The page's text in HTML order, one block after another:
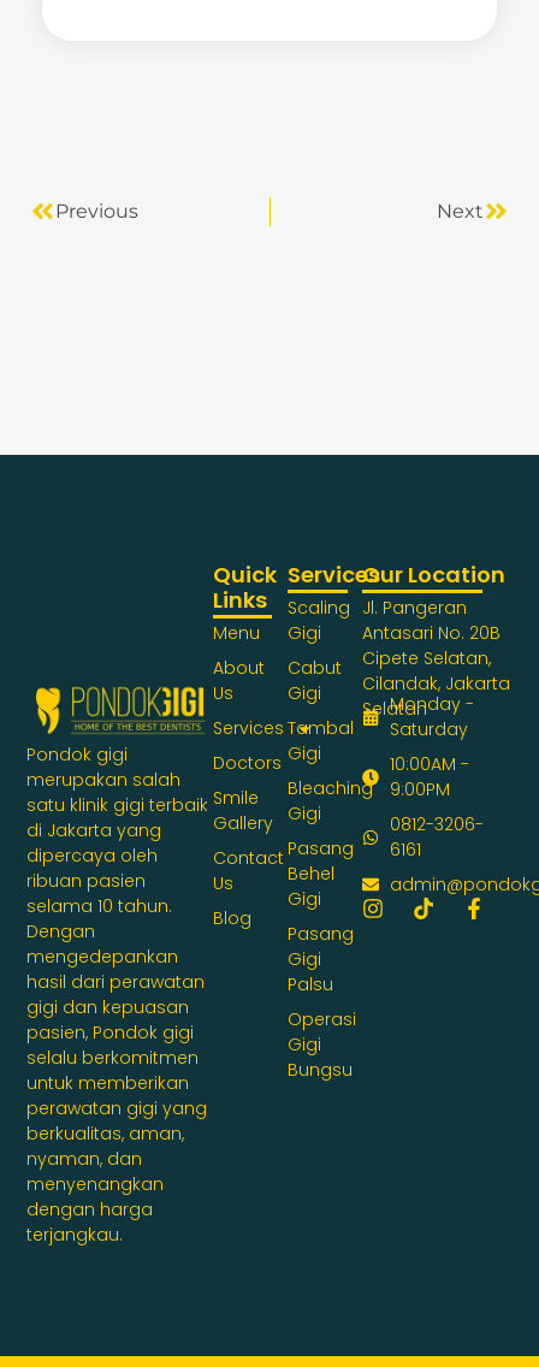
Previous Next
Pondok gigi
merupakan salah
satu klinik gigi terbaik
di Jakarta yang
dipercaya oleh
ribuan pasien
selama 10 tahun.
Dengan
mengedepankan
hasil dari perawatan
gigi dan kepuasan
pasien, Pondok gigi
selalu berkomitmen
untuk memberikan
perawatan gigi yang
berkualitas, aman,
nyaman, dan
menyenangkan
dengan harga
terjangkau.
Services
Scaling
Gigi
Cabut
Gigi
Tambal
Gigi
Bleaching
Gigi
Pasang
Behel
Gigi
Pasang
Gigi
Palsu
Operasi
Gigi
Bungsu
Quick
Links
Menu
About
Us
Services
Doctors
Smile
Gallery
Contact
Us
Blog
Our Location
Jl. Pangeran
Antasari No. 20B
Cipete Selatan,
Cilandak, Jakarta
Selatan
Monday -
Saturday
10:00AM -
9:00PM
0812-3206-
6161